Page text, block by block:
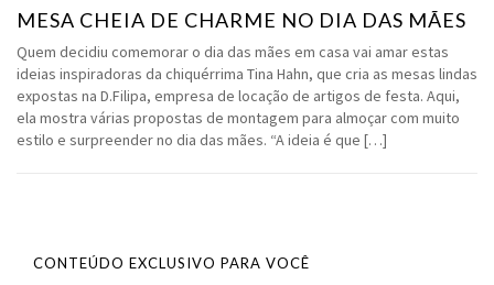
MESA CHEIA DE CHARME NO DIA DAS MÃES
Quem decidiu comemorar o dia das mães em casa vai amar estas
ideias inspiradoras da chiquérrima Tina Hahn, que cria as mesas lindas
expostas na D.Filipa, empresa de locação de artigos de festa. Aqui,
ela mostra várias propostas de montagem para almoçar com muito
estilo e surpreender no dia das mães. “A ideia é que […]
CONTEÚDO EXCLUSIVO PARA VOCÊ